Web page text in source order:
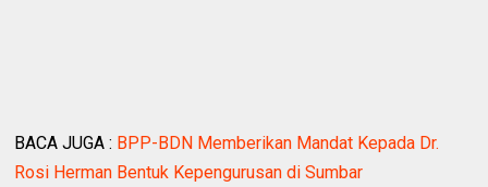
BACA JUGA : BPP-BDN Memberikan Mandat Kepada Dr.
Rosi Herman Bentuk Kepengurusan di Sumbar